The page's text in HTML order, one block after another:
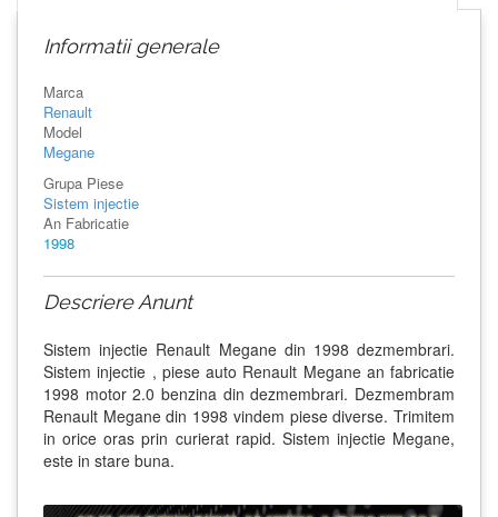
Informatii generale
Marca
Renault
Model
Megane
Grupa Piese
Sistem injectie
An Fabricatie
1998
Descriere Anunt
Sistem injectie Renault Megane din 1998 dezmembrari.
Sistem injectie , piese auto Renault Megane an fabricatie
1998 motor 2.0 benzina din dezmembrari. Dezmembram
Renault Megane din 1998 vindem piese diverse. Trimitem
in orice oras prin curierat rapid. Sistem injectie Megane,
este in stare buna.